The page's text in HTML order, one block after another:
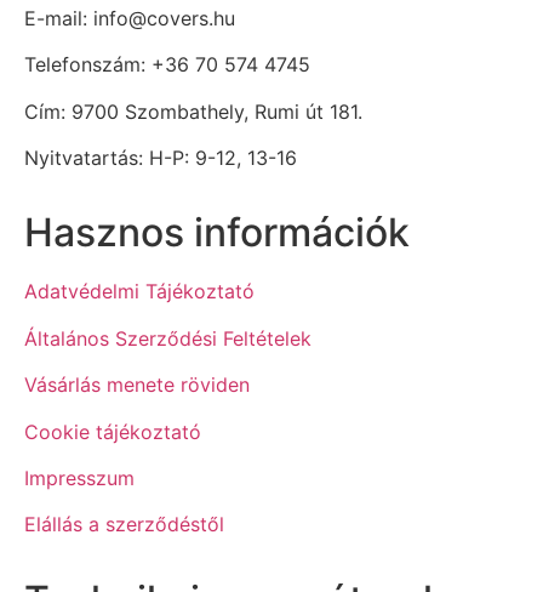
E-mail: info@covers.hu
Telefonszám: +36 70 574 4745
Cím: 9700 Szombathely, Rumi út 181.
Nyitvatartás: H-P: 9-12, 13-16
Hasznos információk
Adatvédelmi Tájékoztató
Általános Szerződési Feltételek
Vásárlás menete röviden
Cookie tájékoztató
Impresszum
Elállás a szerződéstől